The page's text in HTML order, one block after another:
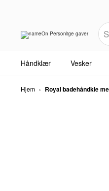
Håndklær Vesker
Hjem › Royal badehåndkle